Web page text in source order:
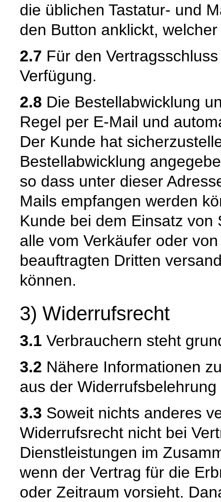
die üblichen Tastatur- und
den Button anklickt,
2.7 Für den
Verfügung.
2.8 Die Bestellabwicklung
Regel per E-Mail und
Der Kunde hat
Bestellabwicklung
so dass unter dieser
Mails empfangen werden
Kunde bei dem Einsatz
alle vom Verkäufer oder
beauftragten Dritten
können.
3) Widerrufsrecht
3.1 Verbrauchern steht
3.2 Nähere Informationen
aus der
3.3 Soweit nichts anderes
Widerrufsrecht nicht bei
Dienstleistungen im
wenn der Vertrag für die
oder Zeitraum vorsieht.